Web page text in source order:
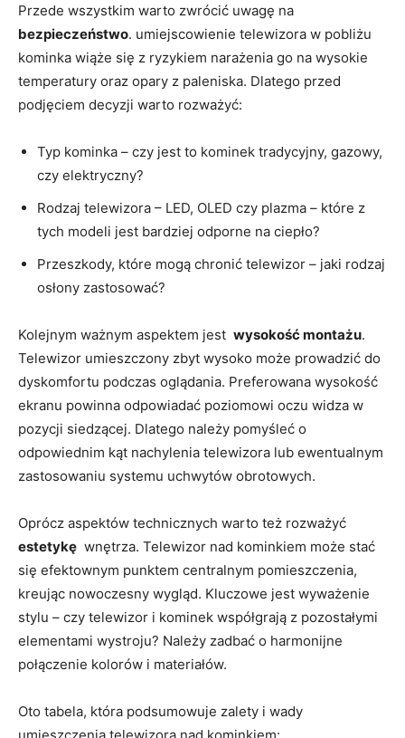
Przede wszystkim warto zwrócić uwagę na ⁢
bezpieczeństwo. umiejscowienie telewizora w pobliżu
kominka wiąże się z ryzykiem narażenia go na wysokie
temperatury‌ oraz opary ⁢z paleniska. ⁢Dlatego przed
podjęciem decyzji warto rozważyć:
Typ kominka – czy jest to ⁢kominek tradycyjny, gazowy,
czy elektryczny?
Rodzaj telewizora – ‌LED, OLED czy ⁢plazma – które z
tych modeli jest bardziej odporne na ciepło?
Przeszkody, ‍które mogą⁤ chronić telewizor – jaki rodzaj
osłony zastosować?
Kolejnym ważnym aspektem jest ​ wysokość montażu.
Telewizor umieszczony zbyt wysoko może prowadzić do
dyskomfortu podczas oglądania. Preferowana wysokość
ekranu powinna odpowiadać poziomowi‍ oczu widza w
pozycji siedzącej. Dlatego należy pomyśleć o
odpowiednim kąt nachylenia telewizora lub ewentualnym⁢
zastosowaniu systemu uchwytów obrotowych.
Oprócz aspektów technicznych warto też rozważyć
estetykę ‍ wnętrza. Telewizor ‌nad kominkiem może stać
się efektownym punktem ⁢centralnym pomieszczenia,‍
kreując nowoczesny wygląd.⁤ Kluczowe jest wyważenie
stylu ‍–‍ czy telewizor i kominek współgrają z pozostałymi
elementami wystroju? Należy zadbać o harmonijne
połączenie kolorów ‍i materiałów.
Oto​ tabela, która podsumowuje‌ zalety i wady